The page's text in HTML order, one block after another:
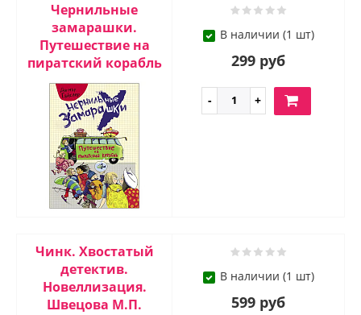
Чернильные
замарашки.
Путешествие на
пиратский корабль
В наличии (1 шт)
299 руб
Чинк. Хвостатый
детектив.
Новеллизация.
Швецова М.П.
В наличии (1 шт)
599 руб